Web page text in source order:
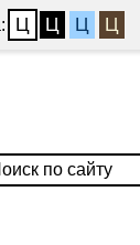
Ц Ц Ц Ц